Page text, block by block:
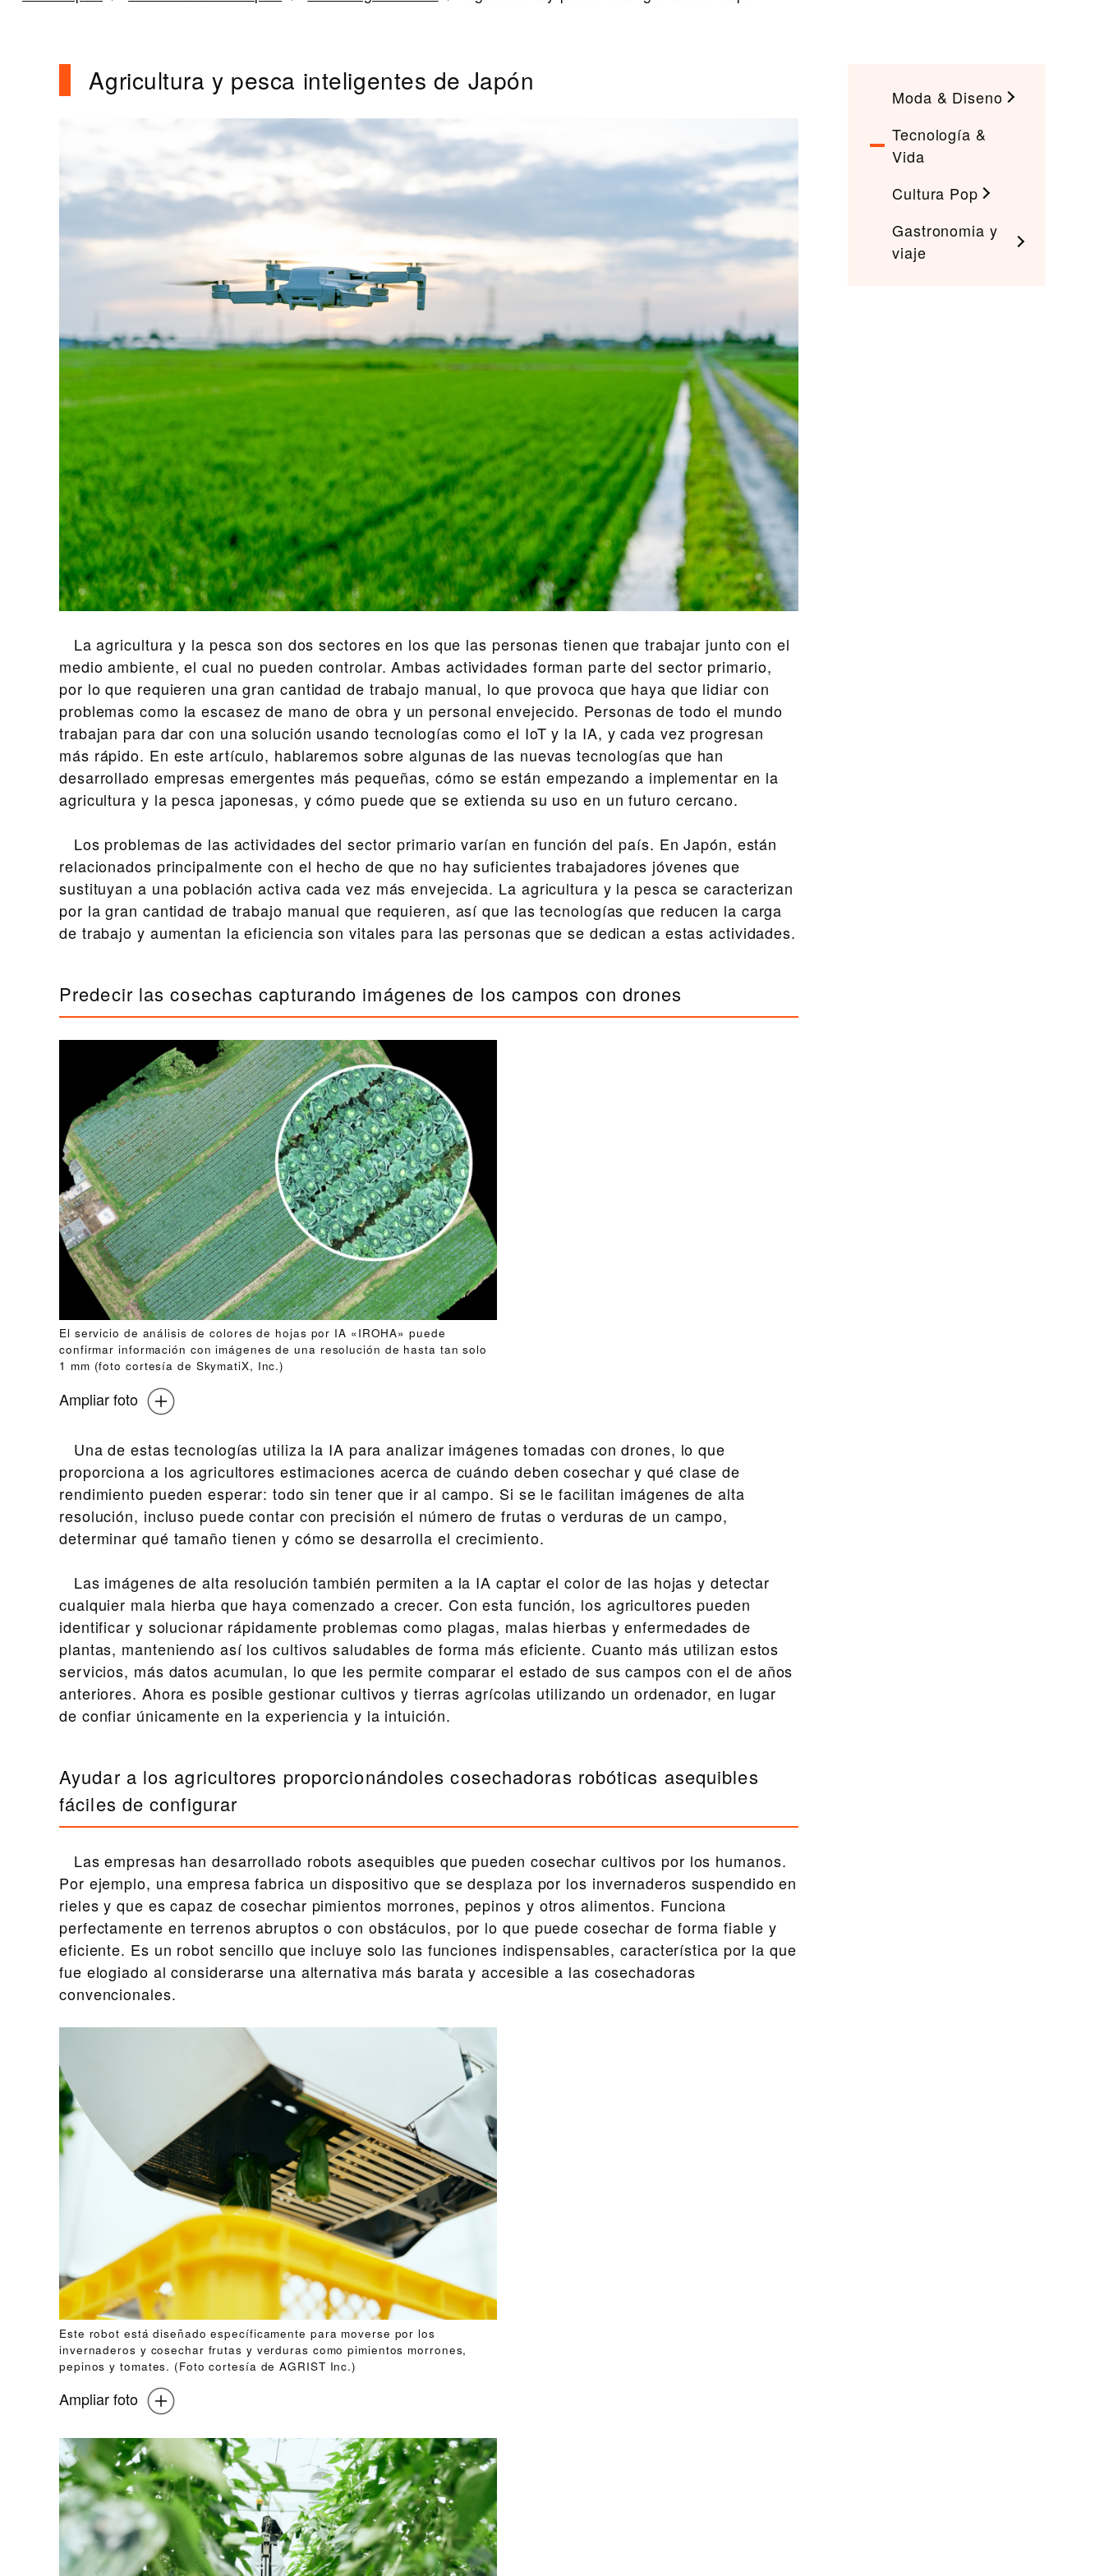
Agricultura y pesca inteligentes de Japón
La agricultura y la pesca son dos sectores en los que las personas tienen que trabajar junto con el
medio ambiente, el cual no pueden controlar. Ambas actividades forman parte del sector primario,
por lo que requieren una gran cantidad de trabajo manual, lo que provoca que haya que lidiar con
problemas como la escasez de mano de obra y un personal envejecido. Personas de todo el mundo
trabajan para dar con una solución usando tecnologías como el IoT y la IA, y cada vez progresan
más rápido. En este artículo, hablaremos sobre algunas de las nuevas tecnologías que han
desarrollado empresas emergentes más pequeñas, cómo se están empezando a implementar en la
agricultura y la pesca japonesas, y cómo puede que se extienda su uso en un futuro cercano.
Los problemas de las actividades del sector primario varían en función del país. En Japón, están
relacionados principalmente con el hecho de que no hay suficientes trabajadores jóvenes que
sustituyan a una población activa cada vez más envejecida. La agricultura y la pesca se caracterizan
por la gran cantidad de trabajo manual que requieren, así que las tecnologías que reducen la carga
de trabajo y aumentan la eficiencia son vitales para las personas que se dedican a estas actividades.
Predecir las cosechas capturando imágenes de los campos con drones
El servicio de análisis de colores de hojas por IA «IROHA» puede
confirmar información con imágenes de una resolución de hasta tan solo
1 mm (foto cortesía de SkymatiX, Inc.)
Ampliar foto
Una de estas tecnologías utiliza la IA para analizar imágenes tomadas con drones, lo que
proporciona a los agricultores estimaciones acerca de cuándo deben cosechar y qué clase de
rendimiento pueden esperar: todo sin tener que ir al campo. Si se le facilitan imágenes de alta
resolución, incluso puede contar con precisión el número de frutas o verduras de un campo,
determinar qué tamaño tienen y cómo se desarrolla el crecimiento.
Las imágenes de alta resolución también permiten a la IA captar el color de las hojas y detectar
cualquier mala hierba que haya comenzado a crecer. Con esta función, los agricultores pueden
identificar y solucionar rápidamente problemas como plagas, malas hierbas y enfermedades de
plantas, manteniendo así los cultivos saludables de forma más eficiente. Cuanto más utilizan estos
servicios, más datos acumulan, lo que les permite comparar el estado de sus campos con el de años
anteriores. Ahora es posible gestionar cultivos y tierras agrícolas utilizando un ordenador, en lugar
de confiar únicamente en la experiencia y la intuición.
Ayudar a los agricultores proporcionándoles cosechadoras robóticas asequibles
fáciles de configurar
Las empresas han desarrollado robots asequibles que pueden cosechar cultivos por los humanos.
Por ejemplo, una empresa fabrica un dispositivo que se desplaza por los invernaderos suspendido en
rieles y que es capaz de cosechar pimientos morrones, pepinos y otros alimentos. Funciona
perfectamente en terrenos abruptos o con obstáculos, por lo que puede cosechar de forma fiable y
eficiente. Es un robot sencillo que incluye solo las funciones indispensables, característica por la que
fue elogiado al considerarse una alternativa más barata y accesible a las cosechadoras
convencionales.
Este robot está diseñado específicamente para moverse por los
invernaderos y cosechar frutas y verduras como pimientos morrones,
pepinos y tomates. (Foto cortesía de AGRIST Inc.)
Ampliar foto
Moda & Diseno
Tecnología &
Vida
Cultura Pop
Gastronomia y
viaje